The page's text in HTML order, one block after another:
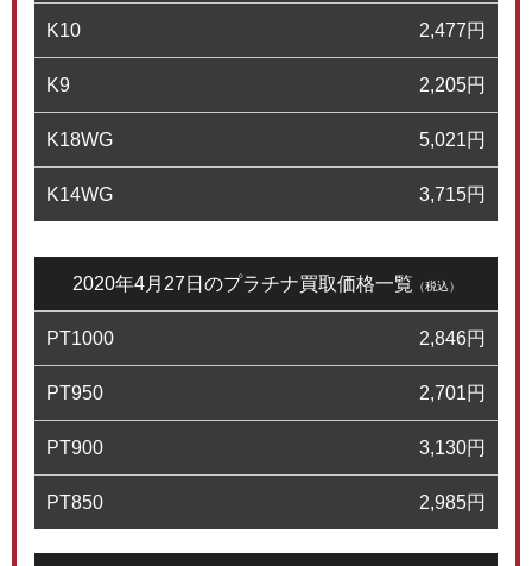
K10 2,477円
K9 2,205円
K18WG 5,021円
K14WG 3,715円
2020年4月27日のプラチナ買取価格一覧 （税込）
PT1000 2,846円
PT950 2,701円
PT900 3,130円
PT850 2,985円